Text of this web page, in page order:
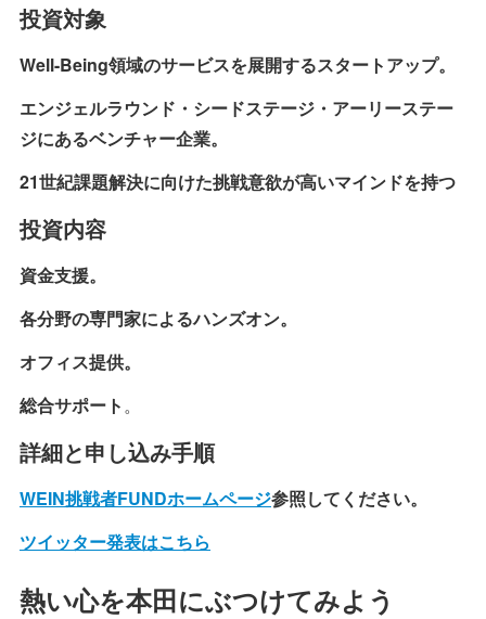
投資対象
Well-Being領域のサービスを展開するスタートアップ。
エンジェルラウンド・シードステージ・アーリーステー
ジにあるベンチャー企業。
21世紀課題解決に向けた挑戦意欲が高いマインドを持つ
投資内容
資金支援。
各分野の専門家によるハンズオン。
オフィス提供。
総合サポート 。
詳細と申し込み手順
WEIN挑戦者FUNDホームページ参照してください。
ツイッター発表はこちら
熱い心を本田にぶつけてみよう